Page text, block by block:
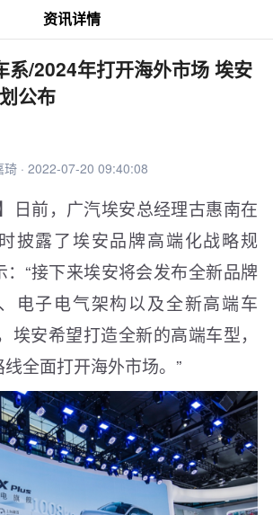
资讯详情
系/2024年打开海外市场 埃安
公布
· 2022-07-20 09:40:08
日前，广汽埃安总经理古惠南在
披露了埃安品牌高端化战略规
“接下来埃安将会发布全新品牌
电子电气架构以及全新高端车
埃安希望打造全新的高端车型，
全面打开海外市场。”